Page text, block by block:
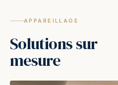
APPAREILLAGE
Solutions sur
mesure